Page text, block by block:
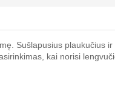
Sušlapusius plaukučius ir
kai norisi